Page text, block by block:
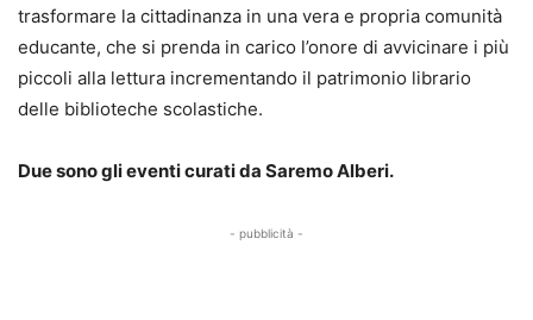
trasformare la cittadinanza in una vera e propria comunità
educante, che si prenda in carico l’onore di avvicinare i più
piccoli alla lettura incrementando il patrimonio librario
delle biblioteche scolastiche.
Due sono gli eventi curati da Saremo Alberi.
- pubblicità -